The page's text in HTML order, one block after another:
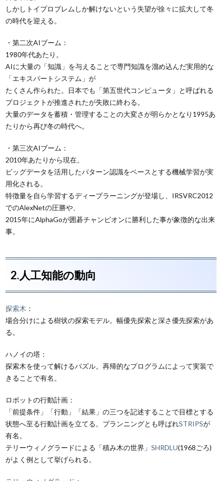
しかしトイプロブレムしか解けないという失望が徐々に拡大して冬
の時代を迎える。
・第二次AIブーム：
1980年代あたり。
AIに大量の「知識」を与えることで専門知識を溜め込んだ実用的な
「エキスパートシステム」が
たくさん作られた。日本でも「第五世代コンピュータ」と呼ばれる
プロジェクトが推進されたが失敗に終わる。
大量のデータを蓄積・管理することの大変さが明らかとなり1995あ
たりから再び冬の時代へ。
・第三次AIブーム：
2010年あたりから現在。
ビッグデータを活用したパターン認識をベースとする機械学習が実
用化される。
特徴量を自ら学習するディープラーニングが登場し、IRSVRC2012
でのAlexNetの圧勝や、
2015年にAlphaGoが囲碁チャンピオンに勝利した事が象徴的な出来
事。
2.人工知能の動向
探索木 ：
場合分けによる樹状の探索モデル。幅優先探索と深さ優先探索があ
る。
ハノイの塔：
探索木を使って解けるパズル。再帰的なプログラムによって実装で
きることで有名。
ロボットの行動計画：
「前提条件」「行動」「結果」の三つを記述することで目標とする
状態へ至る行動計画を立てる。プランニングとも呼ばれSTRIPSが
有名。
テリーウィノグラードによる「積み木の世界」SHRDLU(1968ごろ)
がよく例として挙げられる。